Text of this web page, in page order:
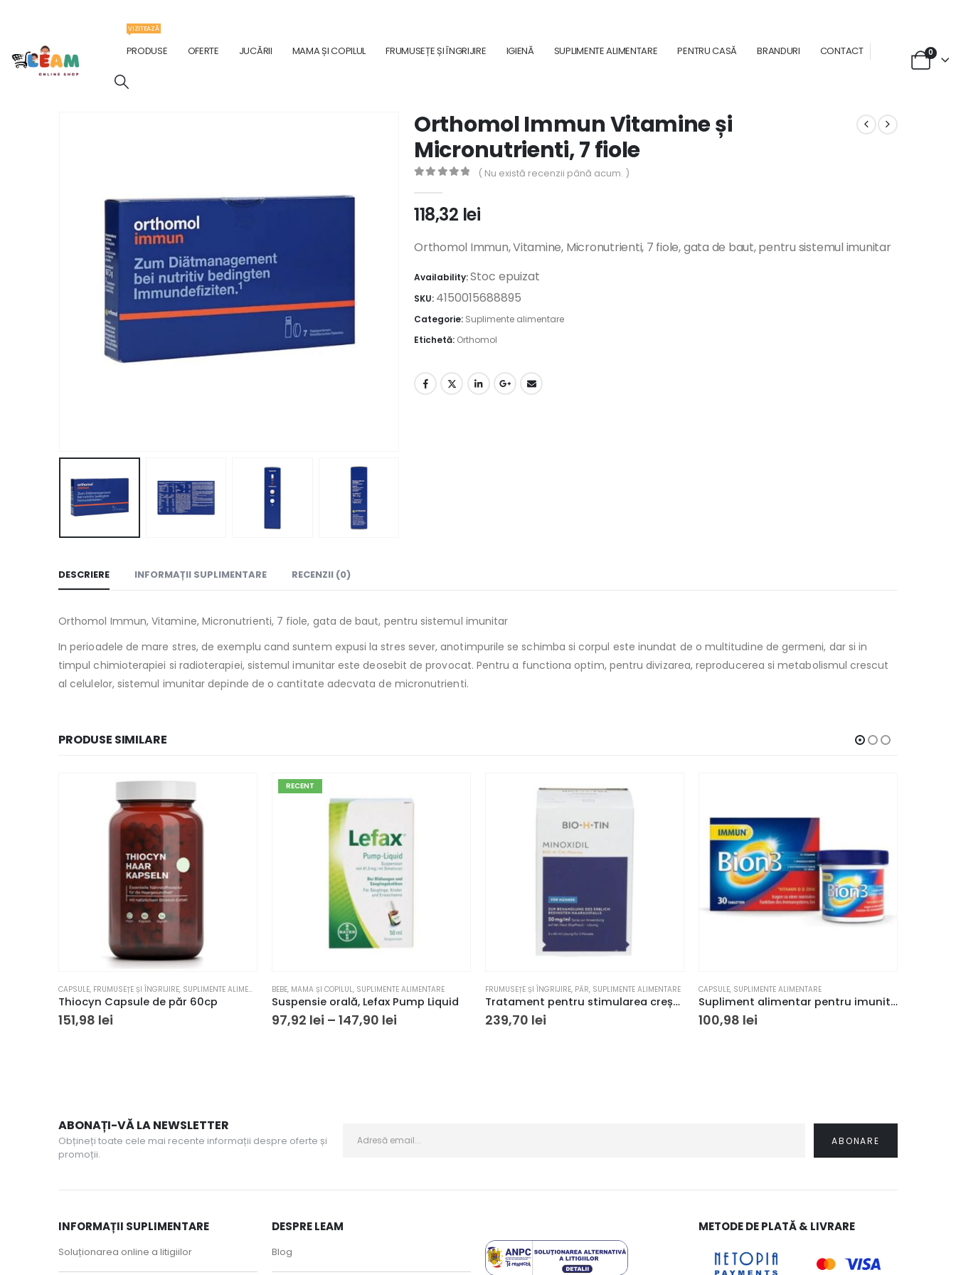
PRODUSE
VIZITEAZĂ
OFERTE JUCĂRII MAMA ȘI COPILUL FRUMUSEȚE ȘI ÎNGRIJIRE IGIENĂ SUPLIMENTE ALIMENTARE PENTRU CASĂ BRANDURI CONTACT 0
Orthomol Immun Vitamine și
Micronutrienti, 7 fiole
( Nu există recenzii până acum. )
118,32 lei
Orthomol Immun, Vitamine, Micronutrienti, 7 fiole, gata de baut, pentru sistemul imunitar
Availability:Stoc epuizat
SKU: 4150015688895
Categorie: Suplimente alimentare
Etichetă: Orthomol
DESCRIERE INFORMAȚII SUPLIMENTARE RECENZII (0)
Orthomol Immun, Vitamine, Micronutrienti, 7 fiole, gata de baut, pentru sistemul imunitar
In perioadele de mare stres, de exemplu cand suntem expusi la stres sever, anotimpurile se schimba si corpul este inundat de o multitudine de germeni, dar si in
timpul chimioterapiei si radioterapiei, sistemul imunitar este deosebit de provocat. Pentru a functiona optim, pentru divizarea, reproducerea si metabolismul crescut
al celulelor, sistemul imunitar depinde de o cantitate adecvata de micronutrienti.
PRODUSE SIMILARE
CAPSULE, FRUMUSEȚE ȘI ÎNGRIJIRE, SUPLIMENTE ALIMENTARE
Thiocyn Capsule de păr 60cp
151,98 lei
RECENT
BEBE, MAMA ȘI COPILUL, SUPLIMENTE ALIMENTARE
Suspensie orală, Lefax Pump Liquid
97,92 lei – 147,90 lei
FRUMUSEȚE ȘI ÎNGRIJIRE, PĂR, SUPLIMENTE ALIMENTARE
Tratament pentru stimularea creșterii părului, BIO-H-TIN, pentru bărbați 3 X 60 ml
239,70 lei
CAPSULE, SUPLIMENTE ALIMENTARE
Supliment alimentar pentru imunitate Bion3 Immun 30 tablete
100,98 lei
ABONAȚI-VĂ LA NEWSLETTER
Obțineți toate cele mai recente informații despre oferte și
promoții.
INFORMAȚII SUPLIMENTARE
Soluționarea online a litigiilor
DESPRE LEAM
Blog
METODE DE PLATĂ & LIVRARE